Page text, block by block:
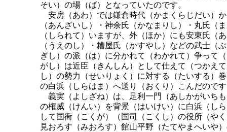
そい）の場（ば）となっていたのです。
安房（あわ）では鎌倉時代（かまくらじだい）
（あんざいし）・神余氏（かなまりし）・丸氏（
（しられて）いますが、外（ほか）にも安東氏（
（うえのし）・糟屋氏（かすやし）などの武士（
ぎし）の派（は）に分かれて（わかれて）争って
がし）は近臣（きんしん）として仕えて（つかえ
し）の勢力（せいりょく）に対する（たいする）
の白浜（しらはま）へ送り（おくり）こんだので
義実（よしざね）は、足利一門（あしかがいち
の権威（けんい）を背景（はいけい）に白浜（し
して国衙（こくが）（国司（こくし）の役所（や
見おろす（みおろす）館山平野（たてやまへいや